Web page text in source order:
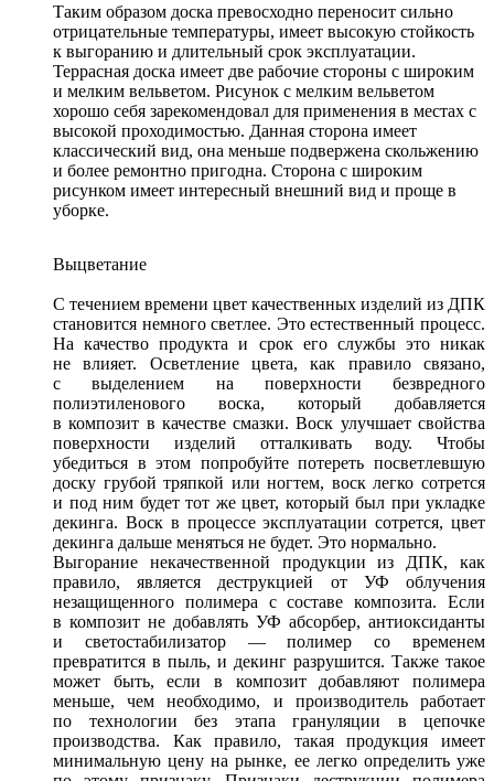
Таким образом доска превосходно переносит сильно
отрицательные температуры, имеет высокую стойкость
к выгоранию и длительный срок эксплуатации.
Террасная доска имеет две рабочие стороны с широким
и мелким вельветом. Рисунок с мелким вельветом
хорошо себя зарекомендовал для применения в местах с
высокой проходимостью. Данная сторона имеет
классический вид, она меньше подвержена скольжению
и более ремонтно пригодна. Сторона с широким
рисунком имеет интересный внешний вид и проще в
уборке.
Выцветание
С течением времени цвет качественных изделий из ДПК
становится немного светлее. Это естественный процесс.
На качество продукта и срок его службы это никак
не влияет. Осветление цвета, как правило связано,
с выделением на поверхности безвредного
полиэтиленового воска, который добавляется
в композит в качестве смазки. Воск улучшает свойства
поверхности изделий отталкивать воду. Чтобы
убедиться в этом попробуйте потереть посветлевшую
доску грубой тряпкой или ногтем, воск легко сотрется
и под ним будет тот же цвет, который был при укладке
декинга. Воск в процессе эксплуатации сотрется, цвет
декинга дальше меняться не будет. Это нормально.
Выгорание некачественной продукции из ДПК, как
правило, является деструкцией от УФ облучения
незащищенного полимера с составе композита. Если
в композит не добавлять УФ абсорбер, антиоксиданты
и светостабилизатор — полимер со временем
превратится в пыль, и декинг разрушится. Также такое
может быть, если в композит добавляют полимера
меньше, чем необходимо, и производитель работает
по технологии без этапа грануляции в цепочке
производства. Как правило, такая продукция имеет
минимальную цену на рынке, ее легко определить уже